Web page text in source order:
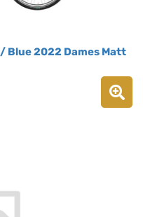
Blue 2022 Dames Matt